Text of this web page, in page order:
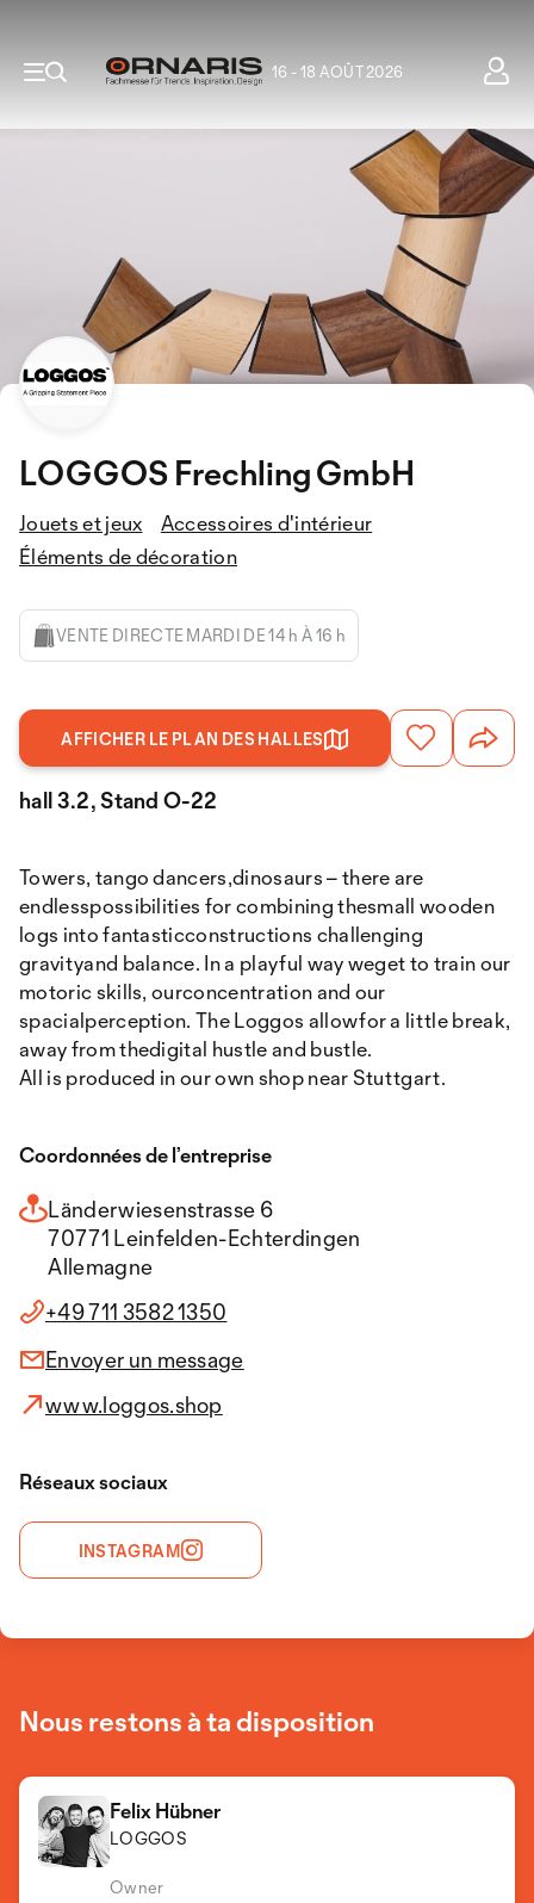
16 - 18 AOÛT 2026
LOGGOS Frechling GmbH
Jouets et jeux
Accessoires d'intérieur
Éléments de décoration
VENTE DIRECTE MARDI DE 14 h À 16 h
AFFICHER LE PLAN DES HALLES
hall 3.2, Stand O-22
Towers, tango dancers,dinosaurs – there are
endlesspossibilities for combining thesmall wooden
logs into fantasticconstructions challenging
gravityand balance. In a playful way weget to train our
motoric skills, ourconcentration and our
spacialperception. The Loggos allowfor a little break,
away from thedigital hustle and bustle.
All is produced in our own shop near Stuttgart.
Coordonnées de l’entreprise
Länderwiesenstrasse 6
70771 Leinfelden-Echterdingen
Allemagne
+49 711 3582 1350
Envoyer un message
www.loggos.shop
Réseaux sociaux
INSTAGRAM
Nous restons à ta disposition
Felix Hübner
LOGGOS
Owner